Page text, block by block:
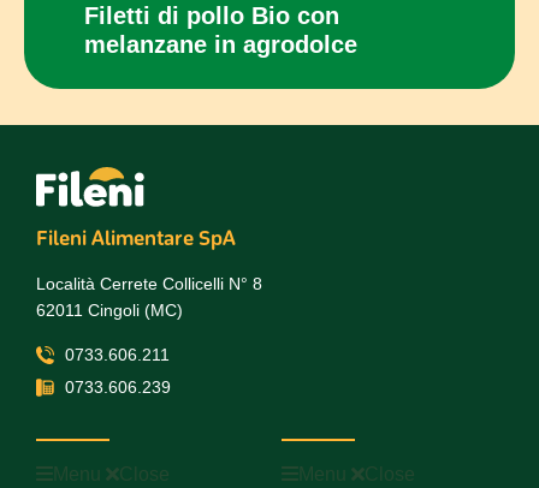
Filetti di pollo Bio con
melanzane in agrodolce
Fileni Alimentare SpA
Località Cerrete Collicelli N° 8
62011 Cingoli (MC)
0733.606.211
0733.606.239
Menu Close Menu Close